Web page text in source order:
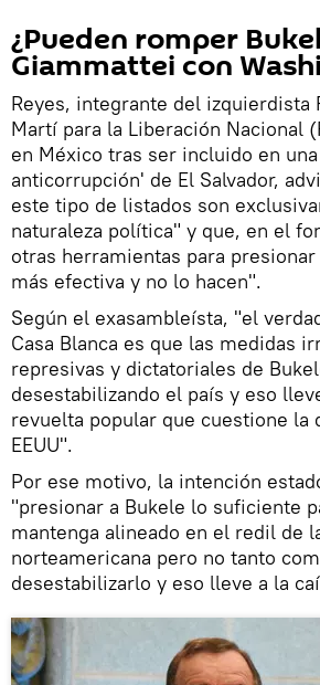
¿Pueden romper
Giammattei con
Reyes, integrante del izquierdista
Martí para la Liberación Nacional
en México tras ser incluido en
anticorrupción' de El Salvador,
este tipo de listados son
naturaleza política" y que, en el
otras herramientas para
más efectiva y no lo hacen".
Según el exasambleísta, "el
Casa Blanca es que las medidas
represivas y dictatoriales de
desestabilizando el país y eso
revuelta popular que cuestione la
EEUU".
Por ese motivo, la intención
"presionar a Bukele lo suficiente
mantenga alineado en el redil de
norteamericana pero no tanto
desestabilizarlo y eso lleve a la